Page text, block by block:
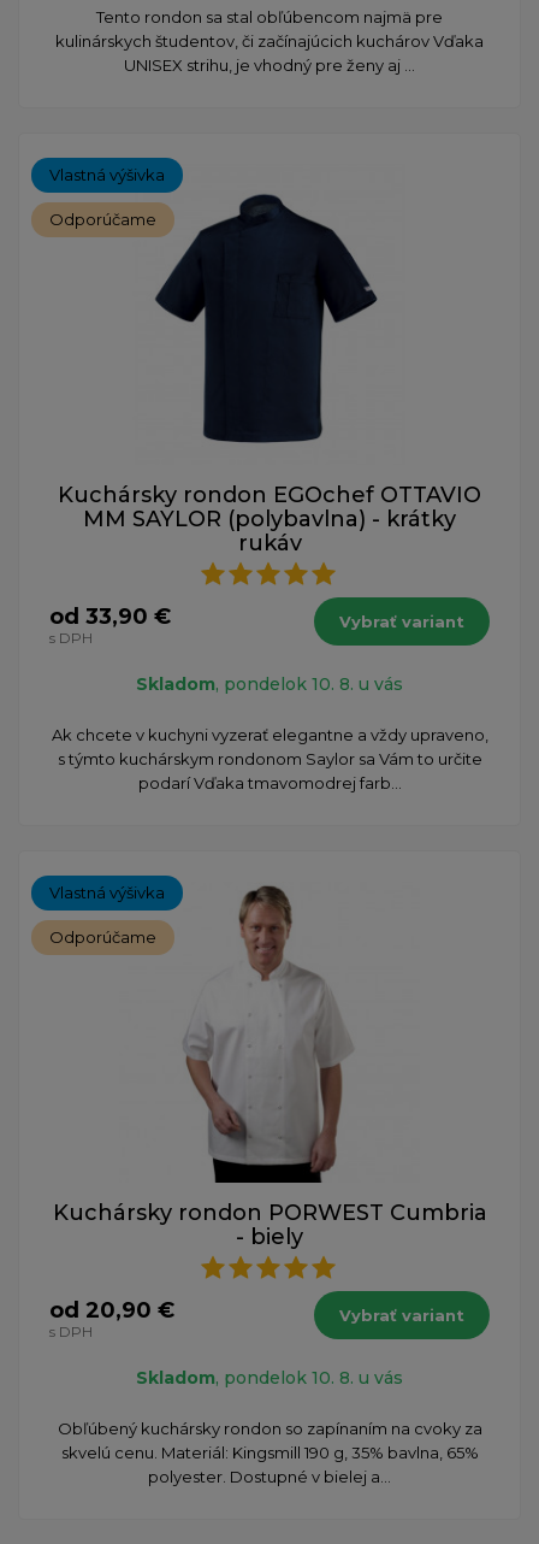
​Tento rondon sa stal obľúbencom najmä pre
kulinárskych študentov, či začínajúcich kuchárov Vďaka
UNISEX strihu, je vhodný pre ženy aj ...
Vlastná výšivka
Odporúčame
Kuchársky rondon EGOchef OTTAVIO
MM SAYLOR (polybavlna) - krátky
rukáv
od 33,90 €
s DPH
Vybrať variant
Skladom, pondelok 10. 8. u vás
Ak chcete v kuchyni vyzerať elegantne a vždy upraveno,
s týmto kuchárskym rondonom Saylor sa Vám to určite
podarí Vďaka tmavomodrej farb...
Vlastná výšivka
Odporúčame
Kuchársky rondon PORWEST Cumbria
- biely
od 20,90 €
s DPH
Vybrať variant
Skladom, pondelok 10. 8. u vás
Obľúbený kuchársky rondon so zapínaním na cvoky za
skvelú cenu. Materiál: Kingsmill 190 g, 35% bavlna, 65%
polyester. Dostupné v bielej a...